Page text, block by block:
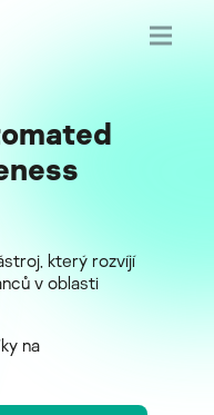
který rozvíjí
v oblasti
na